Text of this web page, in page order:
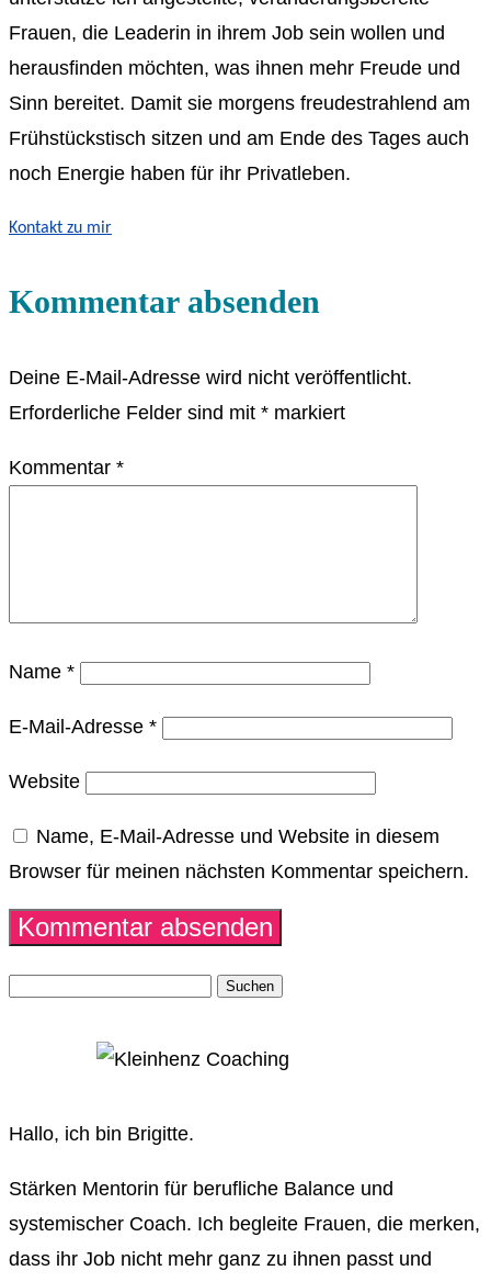
Frauen, die Leaderin in ihrem Job sein wollen und
herausfinden möchten, was ihnen mehr Freude und
Sinn bereitet. Damit sie morgens freudestrahlend am
Frühstückstisch sitzen und am Ende des Tages auch
noch Energie haben für ihr Privatleben.
Kontakt zu mir
Kommentar absenden
Deine E-Mail-Adresse wird nicht veröffentlicht.
Erforderliche Felder sind mit * markiert
Kommentar *
Name *
E-Mail-Adresse *
Website
Name, E-Mail-Adresse und Website in diesem
Browser für meinen nächsten Kommentar speichern.
Hallo, ich bin Brigitte.
Stärken Mentorin für berufliche Balance und
systemischer Coach. Ich begleite Frauen, die merken,
dass ihr Job nicht mehr ganz zu ihnen passt und